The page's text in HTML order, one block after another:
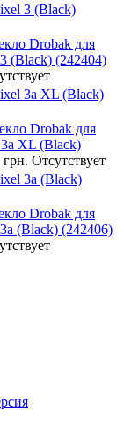
3 (Black)
Drobak для
(Black) (242404)
3a XL (Black)
Drobak для
XL (Black)
грн. Отсутствует
3a (Black)
Drobak для
(Black) (242406)